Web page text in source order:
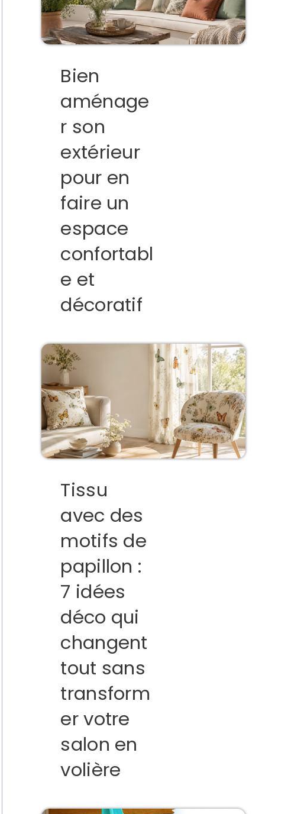
Bien
aménage
r son
extérieur
pour en
faire un
espace
confortabl
e et
décoratif
Tissu
avec des
motifs de
papillon :
7 idées
déco qui
changent
tout sans
transform
er votre
salon en
volière